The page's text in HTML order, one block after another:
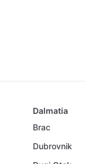
Dalmatia
Brac
Dubrovnik